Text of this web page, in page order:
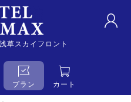
草スカイフロント
プラン カート